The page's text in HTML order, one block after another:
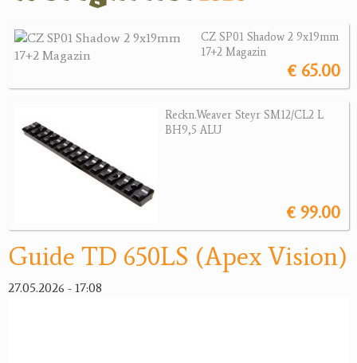
Nachtsichtgeräte
Wärmebildgeräte
Zubehör
Jagdangebote
Bücher, Videos
Antikes
CZ SP01 Shadow 2 9x19mm
17+2 Magazin
€ 65.00
Reckn.Weaver Steyr SM12/CL2 L
BH9,5 ALU
€ 99.00
Guide TD 650LS (Apex Vision)
27.05.2026 - 17:08